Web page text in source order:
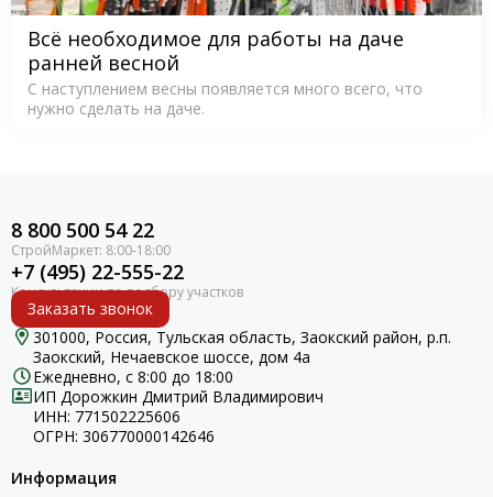
Всё необходимое для работы на даче
ранней весной
С наступлением весны появляется много всего, что
нужно сделать на даче.
8 800 500 54 22
+7 (495) 22-555-22
Заказать звонок
301000, Россия, Тульская область, Заокский район, р.п.
Заокский, Нечаевское шоссе, дом 4а
Ежедневно, с 8:00 до 18:00
ИП Дорожкин Дмитрий Владимирович
ИНН: 771502225606
ОГРН: 306770000142646
Информация